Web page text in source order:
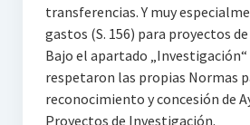
transferencias. Y muy
gastos (S. 156) para proyectos
Bajo el apartado „Investigación“
respetaron las propias Normas
reconocimiento y concesión de
Proyectos de Investigación.